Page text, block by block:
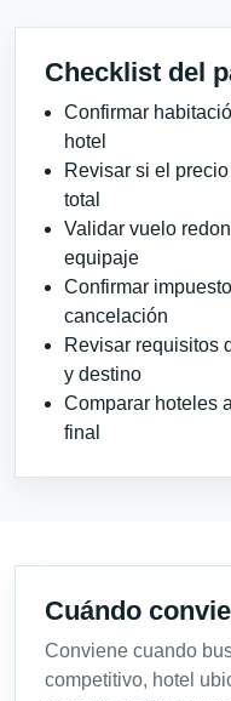
Checklist del
Confirmar
hotel
Revisar si el
total
Validar vuelo
equipaje
Confirmar
cancelación
Revisar requisitos
y destino
Comparar hoteles
final
Cuándo
Conviene cuando
competitivo, hotel